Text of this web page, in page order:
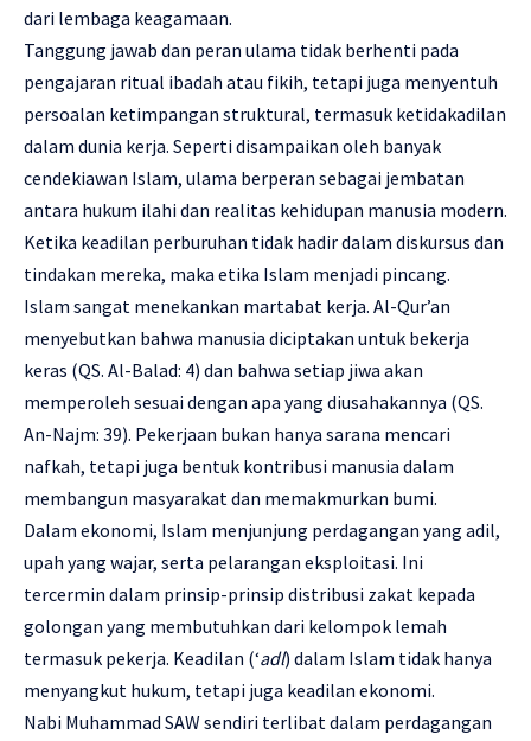
dari lembaga keagamaan.
Tanggung jawab dan peran ulama tidak berhenti pada
pengajaran ritual ibadah atau fikih, tetapi juga menyentuh
persoalan ketimpangan struktural, termasuk ketidakadilan
dalam dunia kerja. Seperti disampaikan oleh banyak
cendekiawan Islam, ulama berperan sebagai jembatan
antara hukum ilahi dan realitas kehidupan manusia modern.
Ketika keadilan perburuhan tidak hadir dalam diskursus dan
tindakan mereka, maka etika Islam menjadi pincang.
Islam sangat menekankan martabat kerja. Al-Qur’an
menyebutkan bahwa manusia diciptakan untuk bekerja
keras (QS. Al-Balad: 4) dan bahwa setiap jiwa akan
memperoleh sesuai dengan apa yang diusahakannya (QS.
An-Najm: 39). Pekerjaan bukan hanya sarana mencari
nafkah, tetapi juga bentuk kontribusi manusia dalam
membangun masyarakat dan memakmurkan bumi.
Dalam ekonomi, Islam menjunjung perdagangan yang adil,
upah yang wajar, serta pelarangan eksploitasi. Ini
tercermin dalam prinsip-prinsip distribusi zakat kepada
golongan yang membutuhkan dari kelompok lemah
termasuk pekerja. Keadilan (‘adl) dalam Islam tidak hanya
menyangkut hukum, tetapi juga keadilan ekonomi.
Nabi Muhammad SAW sendiri terlibat dalam perdagangan